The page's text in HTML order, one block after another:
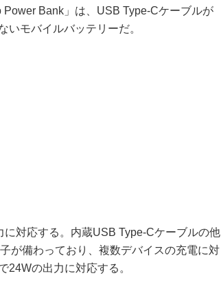
Bank」は、USB Type-Cケーブルが
いモバイルバッテリーだ。
対応する。内蔵USB Type-Cケーブルの他
が備わっており、複数デバイスの充電に対
24Wの出力に対応する。